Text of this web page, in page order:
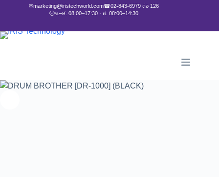
✉marketing@iristechworld.com☎02-843-6979 ต่อ 126
🕘จ.–ศ. 08:00–17:30 · ส. 08:00–14:30